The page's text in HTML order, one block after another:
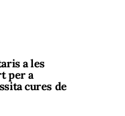
a les
per a
cures de